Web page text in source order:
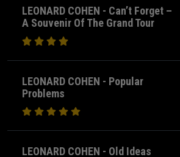
LEONARD COHEN - Can’t Forget –
A Souvenir Of The Grand Tour
LEONARD COHEN - Popular
Problems
LEONARD COHEN - Old Ideas